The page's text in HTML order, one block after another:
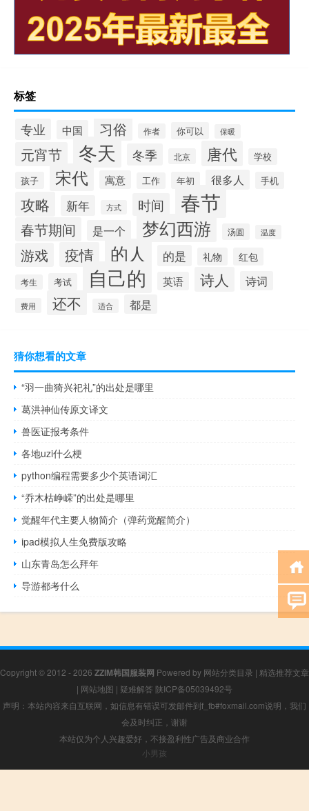
标签
专业 中国 习俗 作者 你可以 保暖
元宵节 冬天 冬季 北京 唐代 学校
孩子 宋代 寓意 工作 年初 很多人 手机
攻略 新年 方式 时间 春节
春节期间 是一个 梦幻西游 汤圆 温度
游戏 疫情 的人 的是 礼物 红包
考生 考试 自己的 英语 诗人 诗词
费用 还不 适合 都是
猜你想看的文章
“羽一曲猗兴祀礼”的出处是哪里
葛洪神仙传原文译文
兽医证报考条件
各地uzi什么梗
python编程需要多少个英语词汇
“乔木枯峥嵘”的出处是哪里
觉醒年代主要人物简介（弹药觉醒简介）
ipad模拟人生免费版攻略
山东青岛怎么拜年
导游都考什么
Copyright © 2012 - 2026 ZZIM韩国服装网 Powered by 网站分类目录 | 精选推荐文章
| 网站地图 | 疑难解答 陕ICP备05039492号
声明：本站内容来自互联网，如信息有错误可发邮件到f_fb#foxmail.com说明，我们
会及时纠正，谢谢
本站仅为个人兴趣爱好，不接盈利性广告及商业合作
小男孩